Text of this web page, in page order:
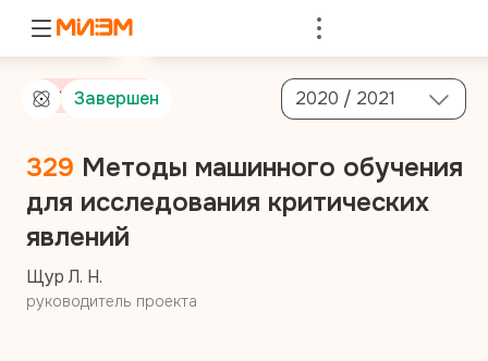
Завершен 2020 / 2021
От компании
329 Методы машинного обучения
для исследования критических
явлений
Щур Л. Н.
руководитель проекта